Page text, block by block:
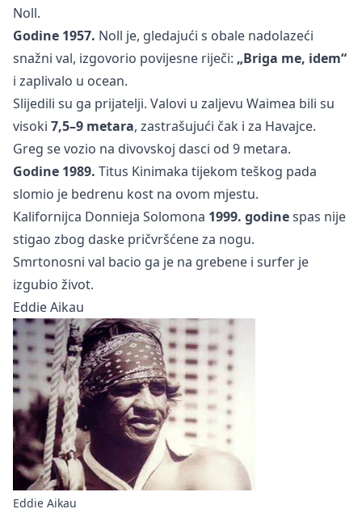
Noll.
Godine 1957. Noll je, gledajući s obale nadolazeći
snažni val, izgovorio povijesne riječi: „Briga me, idem“
i zaplivalo u ocean.
Slijedili su ga prijatelji. Valovi u zaljevu Waimea bili su
visoki 7,5–9 metara, zastrašujući čak i za Havajce.
Greg se vozio na divovskoj dasci od 9 metara.
Godine 1989. Titus Kinimaka tijekom teškog pada
slomio je bedrenu kost na ovom mjestu.
Kalifornijca Donnieja Solomona 1999. godinespas nije
stigao zbog daske pričvršćene za nogu.
Smrtonosni val bacio ga je na grebene i surfer je
izgubio život.
Eddie Aikau
Eddie Aikau